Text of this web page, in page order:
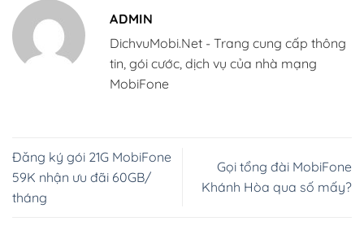
ADMIN
DichvuMobi.Net - Trang cung cấp thông
tin, gói cước, dịch vụ của nhà mạng
MobiFone
Đăng ký gói 21G MobiFone
59K nhận ưu đãi 60GB/
tháng
Gọi tổng đài MobiFone
Khánh Hòa qua số mấy?